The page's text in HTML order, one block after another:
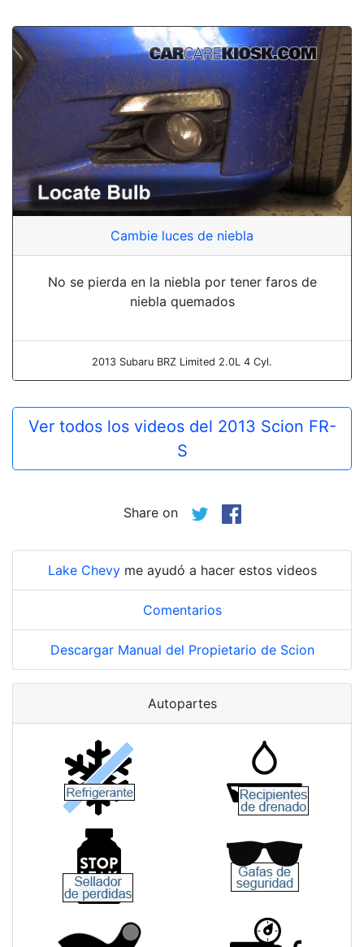
Cambie luces de niebla
No se pierda en la niebla por tener faros de
niebla quemados
2013 Subaru BRZ Limited 2.0L 4 Cyl.
Ver todos los videos del 2013 Scion FR-
S
Share on
Lake Chevyme ayudó a hacer estos videos
Comentarios
Descargar Manual del Propietario de Scion
Autopartes